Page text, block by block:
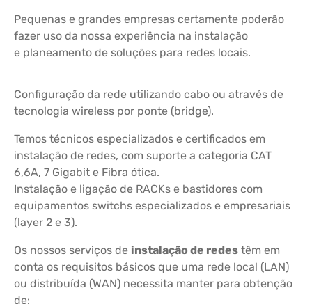
Pequenas e grandes empresas certamente poderão
fazer uso da nossa experiência na instalação
e planeamento de soluções para redes locais.
Configuração da rede utilizando cabo ou através de
tecnologia wireless por ponte (bridge).
Temos técnicos especializados e certificados em
instalação de redes, com suporte a categoria CAT
6,6A, 7 Gigabit e Fibra ótica.
Instalação e ligação de RACKs e bastidores com
equipamentos switchs especializados e empresariais
(layer 2 e 3).
Os nossos serviços de instalação de redes têm em
conta os requisitos básicos que uma rede local (LAN)
ou distribuída (WAN) necessita manter para obtenção
de: